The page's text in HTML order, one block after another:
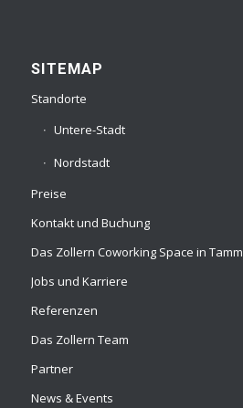
SITEMAP
Standorte
Untere-Stadt
Nordstadt
Preise
Kontakt und Buchung
Das Zollern Coworking Space in Tamm
Jobs und Karriere
Referenzen
Das Zollern Team
Partner
News & Events